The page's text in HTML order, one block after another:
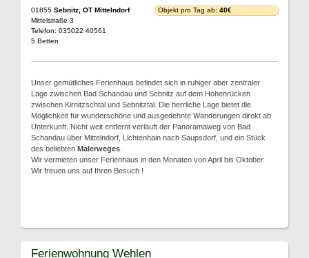
01855 Sebnitz, OT Mittelndorf
Mittelstraße 3
Telefon: 035022 40561
5 Betten
Objekt pro Tag ab: 40€
Unser gemütliches Ferienhaus befindet sich in ruhiger aber zentraler
Lage zwischen Bad Schandau und Sebnitz auf dem Höhenrücken
zwischen Kirnitzschtal und Sebnitztal. Die herrliche Lage bietet die
Möglichkeit für wunderschöne und ausgedehnte Wanderungen direkt ab
Unterkunft. Nicht weit entfernt verläuft der Panoramaweg von Bad
Schandau über Mittelndorf, Lichtenhain nach Saupsdorf, und ein Stück
des beliebten Malerweges
Wir vermieten unser Ferienhaus in den Monaten von April bis Oktober.
Wir freuen uns auf Ihren Besuch !
Ferienwohnung Wehlen